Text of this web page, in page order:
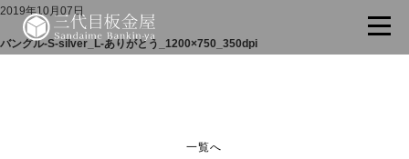
2019年10月07日
バングル-S-silver_L-ありがとう_1200×750_350dpi
一覧へ